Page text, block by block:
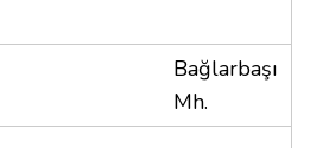
Bağlarbaşı
Mh.